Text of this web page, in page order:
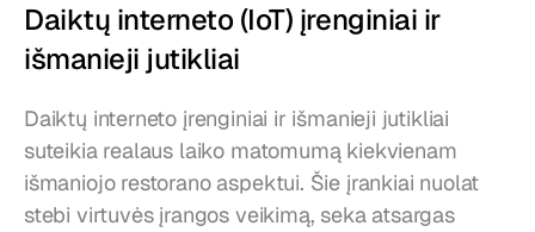
Daiktų interneto (IoT) įrenginiai ir
išmanieji jutikliai
Daiktų interneto įrenginiai ir išmanieji jutikliai
suteikia realaus laiko matomumą kiekvienam
išmaniojo restorano aspektui. Šie įrankiai nuolat
stebi virtuvės įrangos veikimą, seka atsargas